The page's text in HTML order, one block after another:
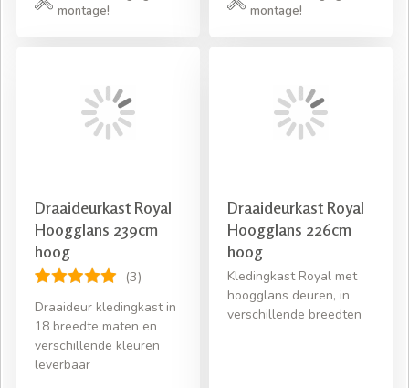
montage!
montage!
Draaideurkast Royal
Hoogglans 239cm
hoog
(3)
Draaideur kledingkast in
18 breedte maten en
verschillende kleuren
leverbaar
Draaideurkast Royal
Hoogglans 226cm
hoog
Kledingkast Royal met
hoogglans deuren, in
verschillende breedten